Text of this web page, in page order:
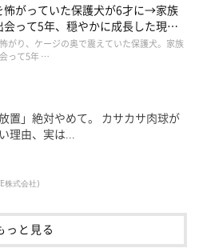
銀次くんは雨のせいで散歩中に毎
足を洗われたことにイラッとして
近、雨続きでしたからね…。
ラを切るのはよくないですね〜
、Twitterユーザーさんからは爆
怖がっていた保護犬が6才に→家族
会って5年、穏やかに成長した現在
にグッとくる
がり、ケージの奥で震えていた保護犬。家族
って5年 …
放置」絶対やめて。 カサカサ肉球が
理由、実は...
株式会社)
っと見る